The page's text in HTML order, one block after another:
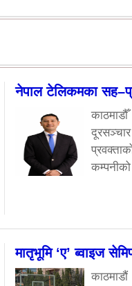
नेपाल टेलिकमका
मातृभूमि ‘ए’ ब्वाइज